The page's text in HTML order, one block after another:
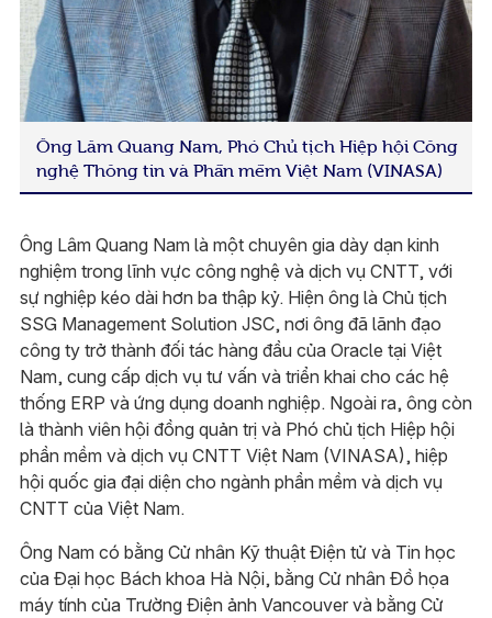
Ông Lâm Quang Nam, Phó Chủ tịch Hiệp hội Công
nghệ Thông tin và Phần mềm Việt Nam (VINASA)
Ông Lâm Quang Nam là một chuyên gia dày dạn kinh
nghiệm trong lĩnh vực công nghệ và dịch vụ CNTT, với
sự nghiệp kéo dài hơn ba thập kỷ. Hiện ông là Chủ tịch
SSG Management Solution JSC, nơi ông đã lãnh đạo
công ty trở thành đối tác hàng đầu của Oracle tại Việt
Nam, cung cấp dịch vụ tư vấn và triển khai cho các hệ
thống ERP và ứng dụng doanh nghiệp. Ngoài ra, ông còn
là thành viên hội đồng quản trị và Phó chủ tịch Hiệp hội
phần mềm và dịch vụ CNTT Việt Nam (VINASA), hiệp
hội quốc gia đại diện cho ngành phần mềm và dịch vụ
CNTT của Việt Nam.
Ông Nam có bằng Cử nhân Kỹ thuật Điện tử và Tin học
của Đại học Bách khoa Hà Nội, bằng Cử nhân Đồ họa
máy tính của Trường Điện ảnh Vancouver và bằng Cử